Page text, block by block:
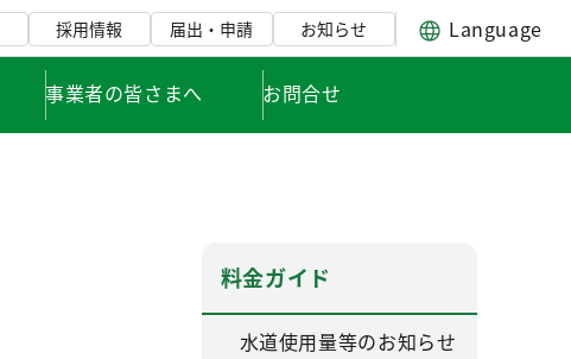
採用情報 届出・申請 お知らせ Language
事業者の皆さまへ お問合せ
料金ガイド
水道使用量等のお知らせ